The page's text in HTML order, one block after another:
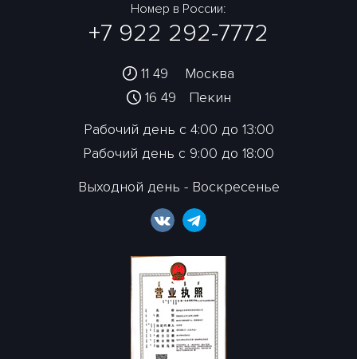
Номер в России:
+7 922 292-7772
11:49
Москва
16:49
Пекин
Рабочий день с 4:00 до 13:00
Рабочий день с 9:00 до 18:00
Выходной день - Воскресенье